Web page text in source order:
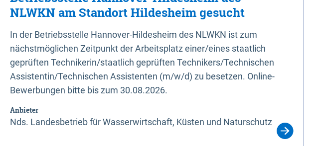
NLWKN am Standort Hildesheim gesucht
In der Betriebsstelle Hannover-Hildesheim des NLWKN ist zum
nächstmöglichen Zeitpunkt der Arbeitsplatz einer/eines staatlich
geprüften Technikerin/staatlich geprüften Technikers/Technischen
Assistentin/Technischen Assistenten (m/w/d) zu besetzen. Online-
Bewerbungen bitte bis zum 30.08.2026.
Anbieter
Nds. Landesbetrieb für Wasserwirtschaft, Küsten und Naturschutz